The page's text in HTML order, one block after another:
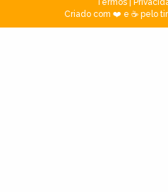
Criado com ❤️ e ☕ pelo